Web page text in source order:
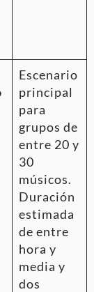
Escenario
principal
para
grupos de
entre 20 y
30
músicos.
Duración
estimada
de entre
hora y
media y
dos